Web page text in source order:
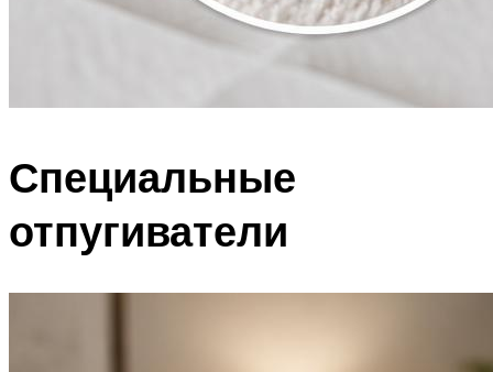
Специальные
отпугиватели